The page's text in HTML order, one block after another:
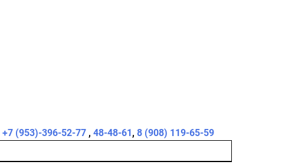
+7 (953)-396-52-77 , 48-48-61, 8 (908) 119-65-59